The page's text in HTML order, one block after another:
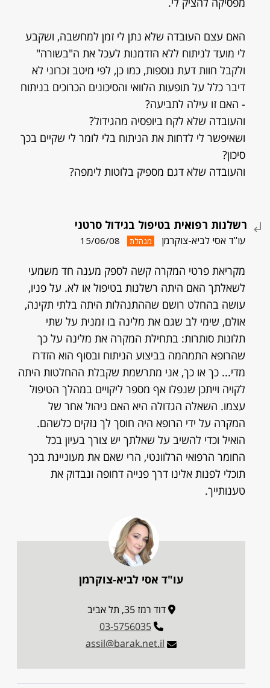
האם עצם העובדה שלא נתן לי זמן למחשבה, ושקבע
לי מועד לניתוח ללא הזדמנות לעכל את ה"בשורה"
ולקבל חוות דעת נוספות, כמו כן, לפי מיטב זכרוני לא
דיבר כלל על תופעות הלוואי והסיכונים הכרוכים בניתוח
- האם זו עילה לתביעה?
והעובדה שלא לקח ביופסיה מהגידול?
ושאיפשר לי לדחות את הניתוח בלי לומר לי שקיים בכך
סיכון?
והעובדה שלא דגם מספיק בלוטות לימפה?
רשלנות רפואית בטיפול בגידול סרטני
עו"ד אסי לביא-צוקרמן מנהלת 15/06/08
מקריאת פרטי המקרה קשה לספק מענה חד משמעי
לשאלתך האם היתה רשלנות בטיפול או לא. על פניו,
עושה בהחלט רושם שההתנהלות היתה בלתי תקינה,
אולם, שימי לב שגם את מלינה בו זמנית על שתי
תלונות סותרות: בתחילת המקרה את מלינה על כך
שהרופא התמהמה בביצוע הניתוח ובסוף הוא הזדרז
מדי... כך או כך, אני מתרשמת שקבלת ההחלטות היתה
לקויה וייתכן שנפלו אף מספר ליקויים במהלך הטיפול
עצמו. השאלה הגדולה היא האם ניהול אחר של
המקרה על ידי הרופא היה חוסך לך נזקים כלשהם.
הואיל וכדי להשיב על שאלתך יש צורך בעיון בכל
החומר הרפואי הרלוונטי, הרי שאם את מעוניינת בכך
תוכלי לפנות אלינו דרך פנייה דחופה ונבדוק את
טענותייך.
עו"ד אסי לביא-צוקרמן
דוד רמז 35, תל אביב
03-5756035
assil@barak.net.il